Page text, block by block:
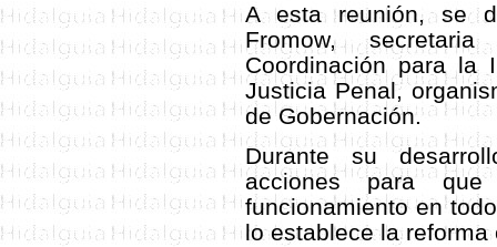
A esta reunión, se
Fromow,
Coordinación para la
Justicia Penal,
de Gobernación.
Durante su
acciones para
funcionamiento en
lo establece la